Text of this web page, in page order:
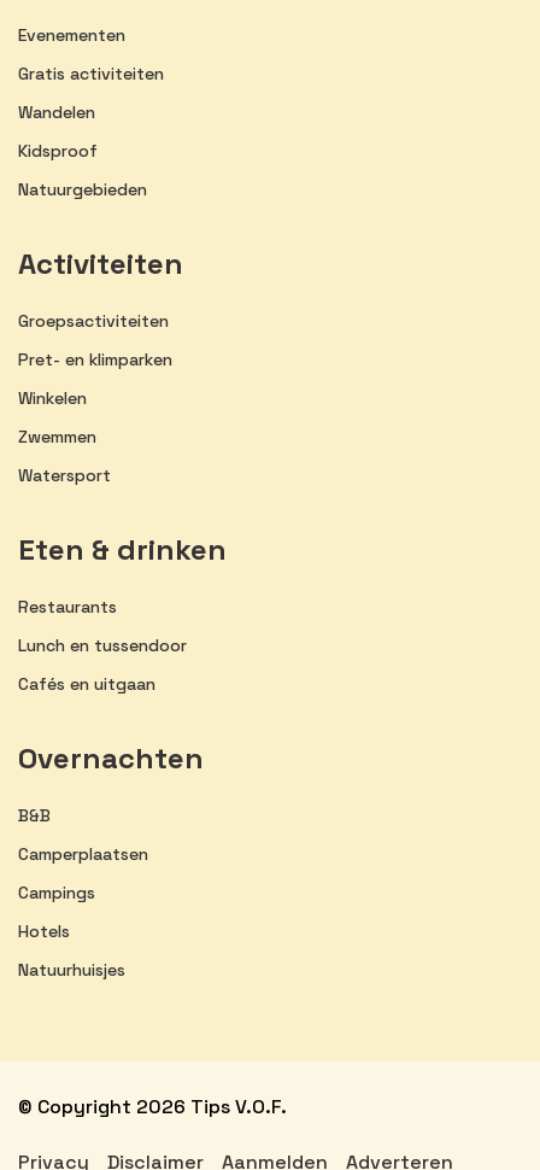
Evenementen
Gratis activiteiten
Wandelen
Kidsproof
Natuurgebieden
Activiteiten
Groepsactiviteiten
Pret- en klimparken
Winkelen
Zwemmen
Watersport
Eten & drinken
Restaurants
Lunch en tussendoor
Cafés en uitgaan
Overnachten
B&B
Camperplaatsen
Campings
Hotels
Natuurhuisjes
© Copyright 2026 Tips V.O.F.
Privacy Disclaimer Aanmelden Adverteren